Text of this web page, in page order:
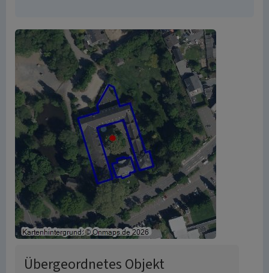
Übergeordnetes Objekt